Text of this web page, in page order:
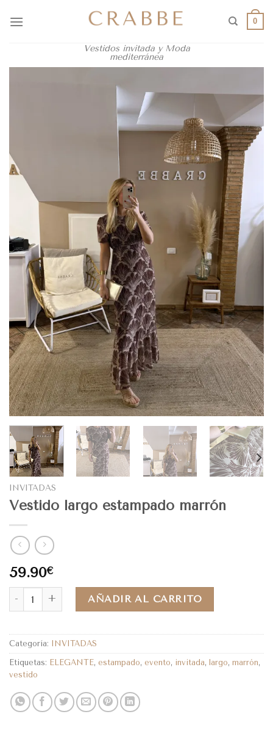
Vestidos invitada y Moda
mediterránea
0
INVITADAS
Vestido largo estampado marrón
59.90€
AÑADIR AL CARRITO
Categoría: INVITADAS
Etiquetas: ELEGANTE, estampado, evento, invitada, largo, marrón,
vestido